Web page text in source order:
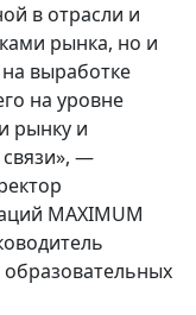
в отрасли и
рынка, но и
выработке
на уровне
рынку и
—
MAXIMUM